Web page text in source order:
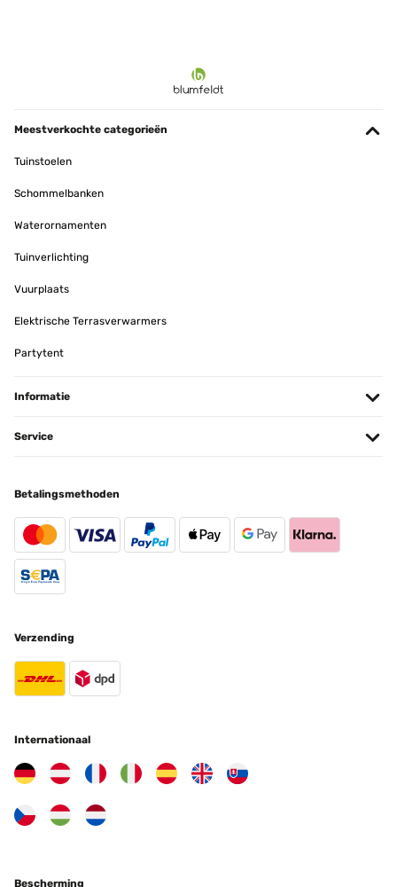
Meestverkochte categorieën
Tuinstoelen
Schommelbanken
Waterornamenten
Tuinverlichting
Vuurplaats
Elektrische Terrasverwarmers
Partytent
Informatie
Service
Betalingsmethoden
Verzending
Internationaal
Bescherming